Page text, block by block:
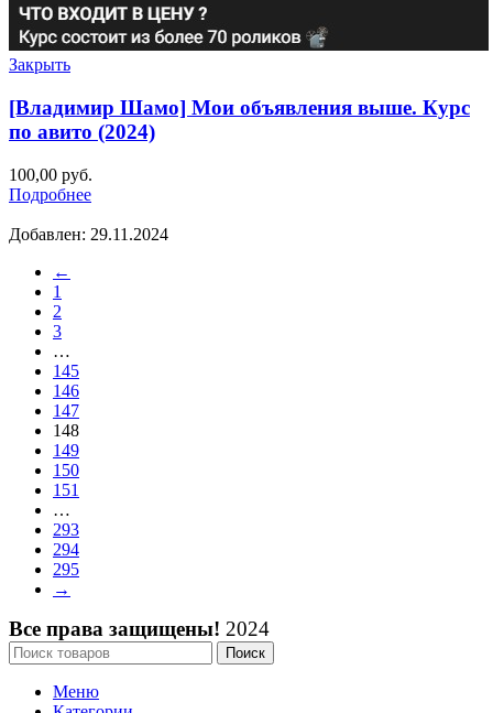
Закрыть
[Владимир Шамо] Мои объявления выше. Курс
по авито (2024)
100,00 руб.
Подробнее
Добавлен: 29.11.2024
←
1
2
3
…
145
146
147
148
149
150
151
…
293
294
295
→
Все права защищены! 2024
Поиск
Меню